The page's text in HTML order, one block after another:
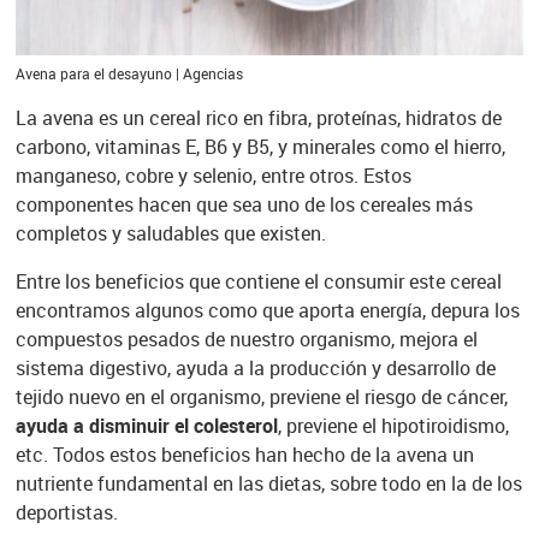
Avena para el desayuno | Agencias
La avena es un cereal rico en fibra, proteínas, hidratos de
carbono, vitaminas E, B6 y B5, y minerales como el hierro,
manganeso, cobre y selenio, entre otros. Estos
componentes hacen que sea uno de los cereales más
completos y saludables que existen.
Entre los beneficios que contiene el consumir este cereal
encontramos algunos como que aporta energía, depura los
compuestos pesados de nuestro organismo, mejora el
sistema digestivo, ayuda a la producción y desarrollo de
tejido nuevo en el organismo, previene el riesgo de cáncer,
ayuda a disminuir el colesterol, previene el hipotiroidismo,
etc. Todos estos beneficios han hecho de la avena un
nutriente fundamental en las dietas, sobre todo en la de los
deportistas.